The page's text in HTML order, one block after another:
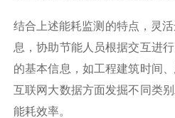
结合上述能耗监测的特点，灵
息，协助节能人员根据交互进
的基本信息，如工程建筑时间
互联网大数据方面发掘不同类
能耗效率。